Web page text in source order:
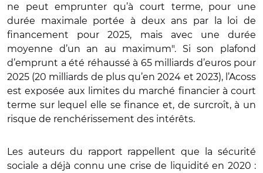
ne peut emprunter qu’à court terme, pour une
durée maximale portée à deux ans par la loi de
financement pour 2025, mais avec une durée
moyenne d’un an au maximum". Si son plafond
d’emprunt a été réhaussé à 65 milliards d’euros pour
2025 (20 milliards de plus qu’en 2024 et 2023), l’Acoss
est exposée aux limites du marché financier à court
terme sur lequel elle se finance et, de surcroît, à un
risque de renchérissement des intérêts.
Les auteurs du rapport rappellent que la sécurité
sociale a déjà connu une crise de liquidité en 2020 :